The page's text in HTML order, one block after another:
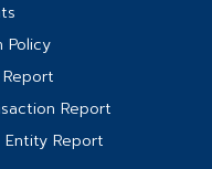
Policy
Report
Report